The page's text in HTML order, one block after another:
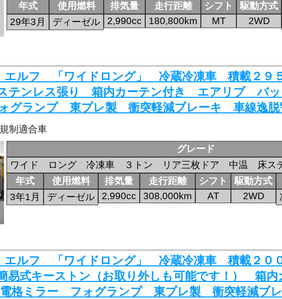
年式
29年3月
使用燃料
ディーゼル
排気量
2,990cc
走行距離
180,800km
シフト
MT
駆動方式
2WD
ルフ 「ワイドロング」 冷蔵冷凍車 積載２９
テンレス張り 箱内カーテン付き エアリブ バッ
グランプ 東プレ製 衝突軽減ブレーキ 車線逸脱
制適合車
グレード
ワイド ロング 冷凍車 ３トン リア三枚ドア 中温 床ス
年式
3年1月
使用燃料
ディーゼル
排気量
2,990cc
走行距離
308,000km
シフト
AT
駆動方式
2WD
ルフ 「ワイドロング」 冷蔵冷凍車 積載２０
式キーストン（お取り外しも可能です！） 箱
格ミラー フォグランプ 東プレ製 衝突軽減ブ